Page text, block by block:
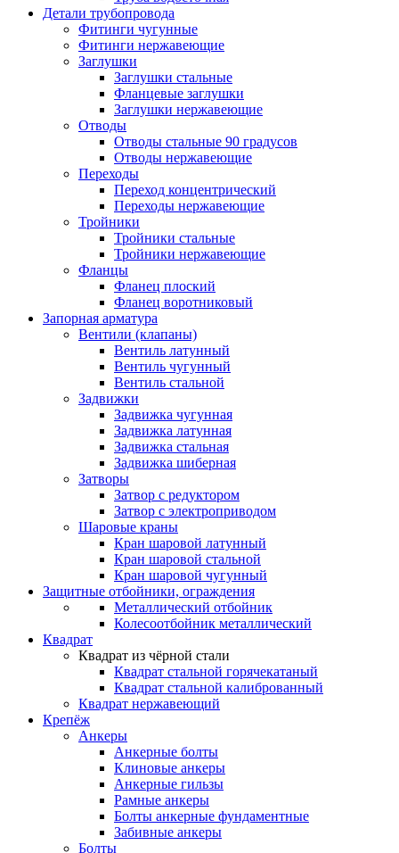
Детали трубопровода
Фитинги чугунные
Фитинги нержавеющие
Заглушки
Заглушки стальные
Фланцевые заглушки
Заглушки нержавеющие
Отводы
Отводы стальные 90 градусов
Отводы нержавеющие
Переходы
Переход концентрический
Переходы нержавеющие
Тройники
Тройники стальные
Тройники нержавеющие
Фланцы
Фланец плоский
Фланец воротниковый
Запорная арматура
Вентили (клапаны)
Вентиль латунный
Вентиль чугунный
Вентиль стальной
Задвижки
Задвижка чугунная
Задвижка латунная
Задвижка стальная
Задвижка шиберная
Затворы
Затвор с редуктором
Затвор с электроприводом
Шаровые краны
Кран шаровой латунный
Кран шаровой стальной
Кран шаровой чугунный
Защитные отбойники, ограждения
Металлический отбойник
Колесоотбойник металлический
Квадрат
Квадрат из чёрной стали
Квадрат стальной горячекатаный
Квадрат стальной калиброванный
Квадрат нержавеющий
Крепёж
Анкеры
Анкерные болты
Клиновые анкеры
Анкерные гильзы
Рамные анкеры
Болты анкерные фундаментные
Забивные анкеры
Болты